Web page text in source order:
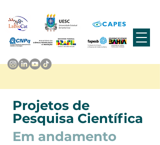
Projetos de
Pesquisa Científica
Em andamento